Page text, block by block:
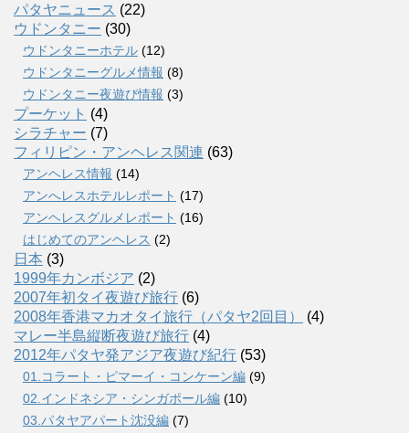
パタヤニュース (22)
ウドンタニー (30)
ウドンタニーホテル (12)
ウドンタニーグルメ情報 (8)
ウドンタニー夜遊び情報 (3)
プーケット (4)
シラチャー (7)
フィリピン・アンヘレス関連 (63)
アンヘレス情報 (14)
アンへレスホテルレポート (17)
アンヘレスグルメレポート (16)
はじめてのアンヘレス (2)
日本 (3)
1999年カンボジア (2)
2007年初タイ夜遊び旅行 (6)
2008年香港マカオタイ旅行（パタヤ2回目）
(4)
マレー半島縦断夜遊び旅行 (4)
2012年パタヤ発アジア夜遊び紀行 (53)
01.コラート・ピマーイ・コンケーン編 (9)
02.インドネシア・シンガポール編 (10)
03.パタヤアパート沈没編 (7)